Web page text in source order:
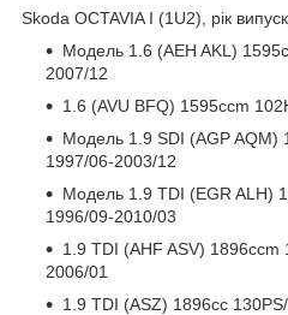
Skoda OCTAVIA I (1U2), рік
Модель 1.6 (AEH AKL)
2007/12
1.6 (AVU BFQ) 1595ccm
Модель 1.9 SDI (AGP AQM)
1997/06-2003/12
Модель 1.9 TDI (EGR ALH)
1996/09-2010/03
1.9 TDI (AHF ASV) 1896ccm
2006/01
1.9 TDI (ASZ) 1896cc